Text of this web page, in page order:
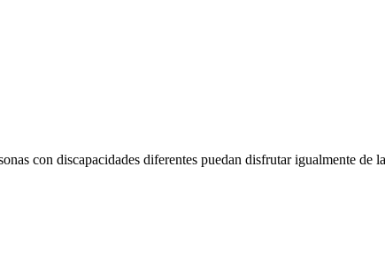
con discapacidades diferentes puedan disfrutar igualmente de